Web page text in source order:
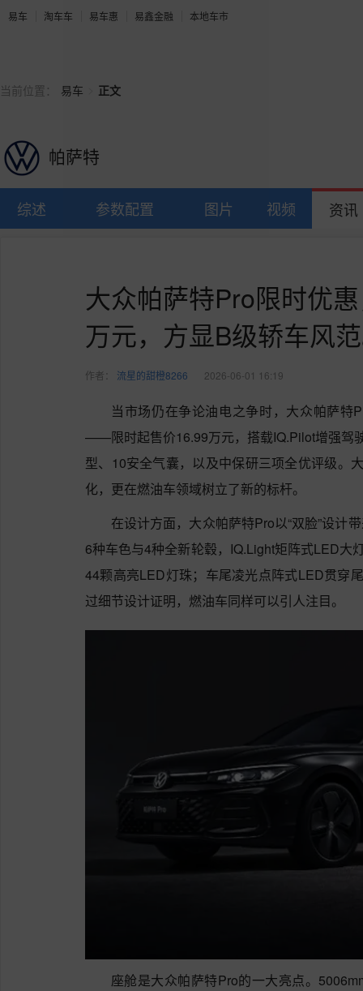
易车 淘车车 易车惠 易鑫金融 本地车市
当前位置： 易车 正文
帕萨特
综述 参数配置 图片 视频 资讯
大众帕萨特Pro限时优
万元，方显B级轿车风
作者： 流星的甜橙8266 2026-06-01 16:19
当市场仍在争论油电之争时，大众帕萨特
——限时起售价16.99万元，搭载IQ.Pilot增强驾
型、10安全气囊，以及中保研三项全优评级。
化，更在燃油车领域树立了新的标杆。
在设计方面，大众帕萨特Pro以“双脸”设计
6种车色与4种全新轮毂，IQ.Light矩阵式LED大
44颗高亮LED灯珠；车尾凌光点阵式LED贯穿
过细节设计证明，燃油车同样可以引人注目。
座舱是大众帕萨特Pro的一大亮点。